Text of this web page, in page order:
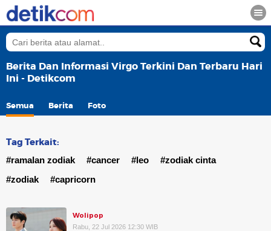
Berita Dan Informasi Virgo Terkini Dan Terbaru Hari
Ini - Detikcom
Semua Berita Foto
Tag Terkait:
#ramalan zodiak #cancer #leo
#zodiak cinta
#zodiak
#capricorn
Wolipop
Rabu, 22 Jul 2026 12:30 WIB